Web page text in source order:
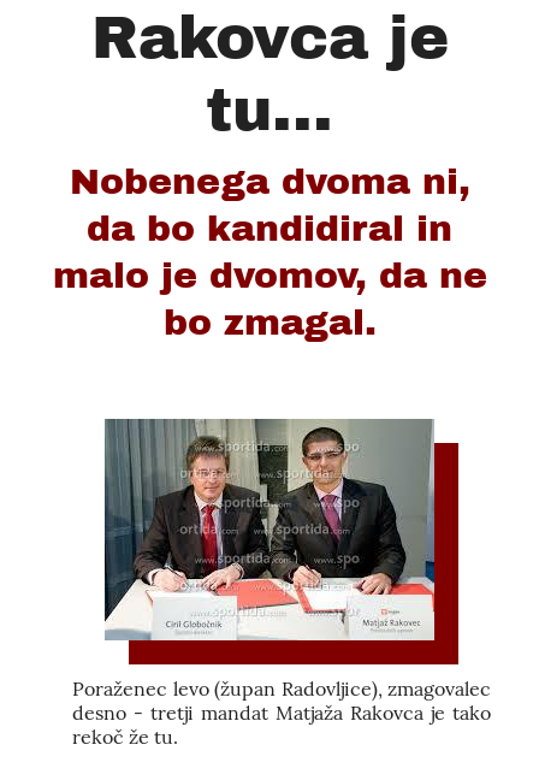
Rakovca je
tu...
Nobenega dvoma ni,
da bo kandidiral in
malo je dvomov, da ne
bo zmagal.
Poraženec levo (župan Radovljice), zmagovalec
desno - tretji mandat Matjaža Rakovca je tako
rekoč že tu.